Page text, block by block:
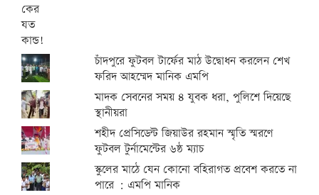
চাঁদপুরে ফুটবল টার্ফের মাঠ উদ্বোধন করলেন শেখ
ফরিদ আহম্মেদ মানিক এমপি
মাদক সেবনের সময় ৪ যুবক ধরা, পুলিশে দিয়েছে
স্থানীয়রা
শহীদ প্রেসিডেন্ট জিয়াউর রহমান স্মৃতি স্মরণে
ফুটবল টুর্নামেন্টের ৬ষ্ঠ ম্যাচ
স্কুলের মাঠে যেন কোনো বহিরাগত প্রবেশ করতে না
পারে : এমপি মানিক